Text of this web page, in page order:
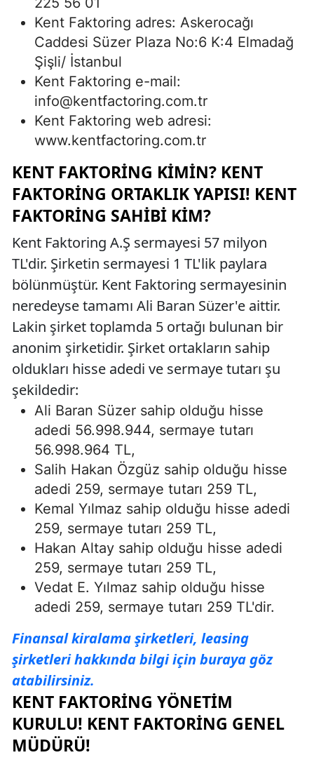
Kent Faktoring adres: Askerocağı
Caddesi Süzer Plaza No:6 K:4 Elmadağ
Şişli/ İstanbul
Kent Faktoring e-mail:
info@kentfactoring.com.tr
Kent Faktoring web adresi:
www.kentfactoring.com.tr
KENT FAKTORING KIMIN? KENT
FAKTORING ORTAKLIK YAPISI! KENT
FAKTORING SAHIBI KIM?
Kent Faktoring A.Ş sermayesi 57 milyon
TL'dir. Şirketin sermayesi 1 TL'lik paylara
bölünmüştür. Kent Faktoring sermayesinin
neredeyse tamamı Ali Baran Süzer'e aittir.
Lakin şirket toplamda 5 ortağı bulunan bir
anonim şirketidir. Şirket ortakların sahip
oldukları hisse adedi ve sermaye tutarı şu
şekildedir:
Ali Baran Süzer sahip olduğu hisse
adedi 56.998.944, sermaye tutarı
56.998.964 TL,
Salih Hakan Özgüz sahip olduğu hisse
adedi 259, sermaye tutarı 259 TL,
Kemal Yılmaz sahip olduğu hisse adedi
259, sermaye tutarı 259 TL,
Hakan Altay sahip olduğu hisse adedi
259, sermaye tutarı 259 TL,
Vedat E. Yılmaz sahip olduğu hisse
adedi 259, sermaye tutarı 259 TL'dir.
Finansal kiralama şirketleri, leasing
şirketleri hakkında bilgi için buraya göz
atabilirsiniz.
KENT FAKTORING YÖNETIM
KURULU! KENT FAKTORING GENEL
MÜDÜRÜ!